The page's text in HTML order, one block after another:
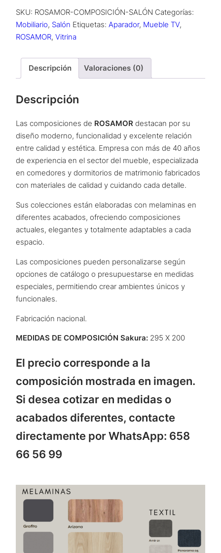
cantidad
SKU: ROSAMOR-COMPOSICIÓN-SALÓN Categorías:
Mobiliario, Salón Etiquetas: Aparador, Mueble TV,
ROSAMOR, Vitrina
Descripción Valoraciones (0)
Descripción
Las composiciones de ROSAMOR destacan por su
diseño moderno, funcionalidad y excelente relación
entre calidad y estética. Empresa con más de 40 años
de experiencia en el sector del mueble, especializada
en comedores y dormitorios de matrimonio fabricados
con materiales de calidad y cuidando cada detalle.
Sus colecciones están elaboradas con melaminas en
diferentes acabados, ofreciendo composiciones
actuales, elegantes y totalmente adaptables a cada
espacio.
Las composiciones pueden personalizarse según
opciones de catálogo o presupuestarse en medidas
especiales, permitiendo crear ambientes únicos y
funcionales.
Fabricación nacional.
MEDIDAS DE COMPOSICIÓN Sakura: 295 X 200
El precio corresponde a la
composición mostrada en imagen.
Si desea cotizar en medidas o
acabados diferentes, contacte
directamente por WhatsApp: 658
66 56 99